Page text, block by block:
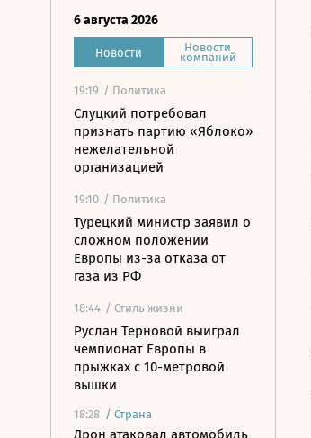
6 августа 2026
Новости Новости
компаний
19:19 / Политика
Слуцкий потребовал
признать партию «Яблоко»
нежелательной
организацией
19:10 / Политика
Турецкий министр заявил о
сложном положении
Европы из-за отказа от
газа из РФ
18:44 / Стиль жизни
Руслан Терновой выиграл
чемпионат Европы в
прыжках с 10-метровой
вышки
18:28 / Страна
Дрон атаковал автомобиль